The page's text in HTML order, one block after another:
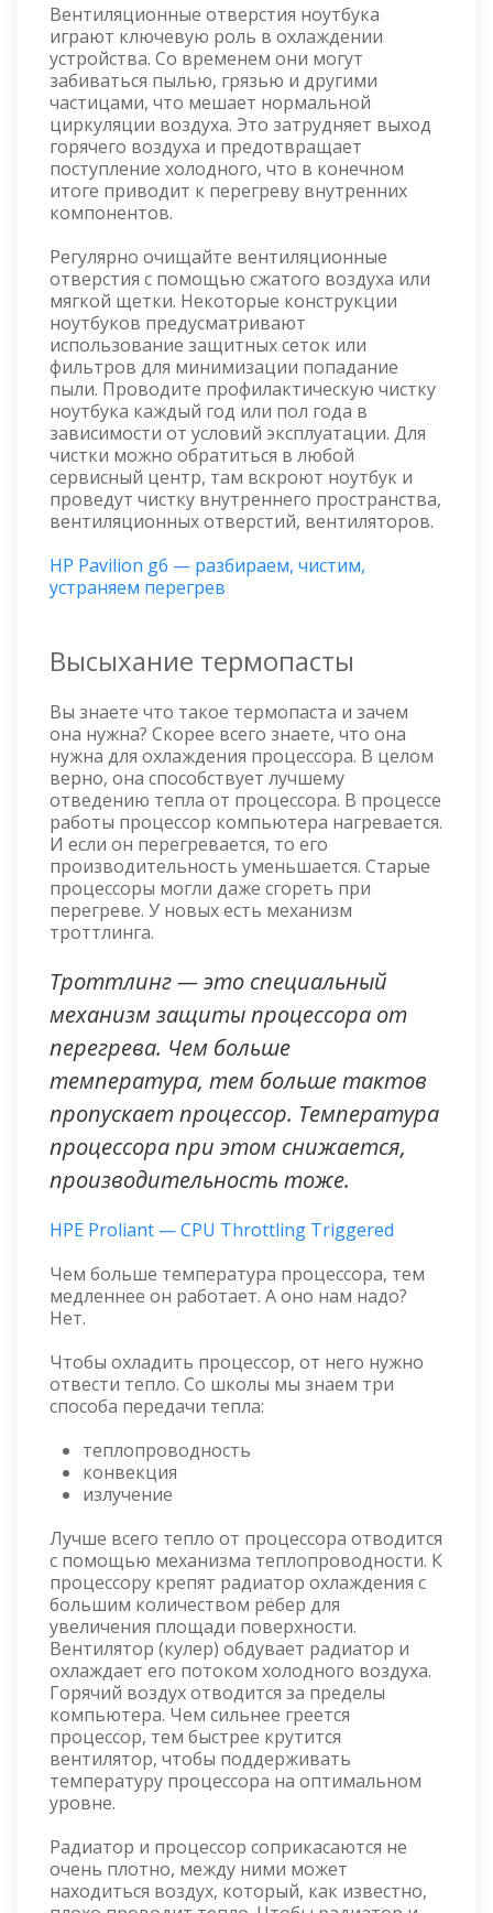
Вентиляционные отверстия ноутбука
играют ключевую роль в охлаждении
устройства. Со временем они могут
забиваться пылью, грязью и другими
частицами, что мешает нормальной
циркуляции воздуха. Это затрудняет выход
горячего воздуха и предотвращает
поступление холодного, что в конечном
итоге приводит к перегреву внутренних
компонентов.
Регулярно очищайте вентиляционные
отверстия с помощью сжатого воздуха или
мягкой щетки. Некоторые конструкции
ноутбуков предусматривают
использование защитных сеток или
фильтров для минимизации попадание
пыли. Проводите профилактическую чистку
ноутбука каждый год или пол года в
зависимости от условий эксплуатации. Для
чистки можно обратиться в любой
сервисный центр, там вскроют ноутбук и
проведут чистку внутреннего пространства,
вентиляционных отверстий, вентиляторов.
HP Pavilion g6 — разбираем, чистим,
устраняем перегрев
Высыхание термопасты
Вы знаете что такое термопаста и зачем
она нужна? Скорее всего знаете, что она
нужна для охлаждения процессора. В целом
верно, она способствует лучшему
отведению тепла от процессора. В процессе
работы процессор компьютера нагревается.
И если он перегревается, то его
производительность уменьшается. Старые
процессоры могли даже сгореть при
перегреве. У новых есть механизм
троттлинга.
Троттлинг — это специальный
механизм защиты процессора от
перегрева. Чем больше
температура, тем больше тактов
пропускает процессор. Температура
процессора при этом снижается,
производительность тоже.
HPE Proliant — CPU Throttling Triggered
Чем больше температура процессора, тем
медленнее он работает. А оно нам надо?
Нет.
Чтобы охладить процессор, от него нужно
отвести тепло. Со школы мы знаем три
способа передачи тепла:
теплопроводность
конвекция
излучение
Лучше всего тепло от процессора отводится
с помощью механизма теплопроводности. К
процессору крепят радиатор охлаждения с
большим количеством рёбер для
увеличения площади поверхности.
Вентилятор (кулер) обдувает радиатор и
охлаждает его потоком холодного воздуха.
Горячий воздух отводится за пределы
компьютера. Чем сильнее греется
процессор, тем быстрее крутится
вентилятор, чтобы поддерживать
температуру процессора на оптимальном
уровне.
Радиатор и процессор соприкасаются не
очень плотно, между ними может
находиться воздух, который, как известно,